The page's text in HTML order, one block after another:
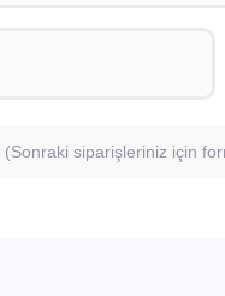
(Sonraki siparişleriniz için